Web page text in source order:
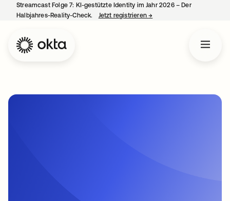
Streamcast Folge 7: KI-gestützte Identity im Jahr 2026 – Der
Halbjahres-Reality-Check.
Jetzt registrieren→